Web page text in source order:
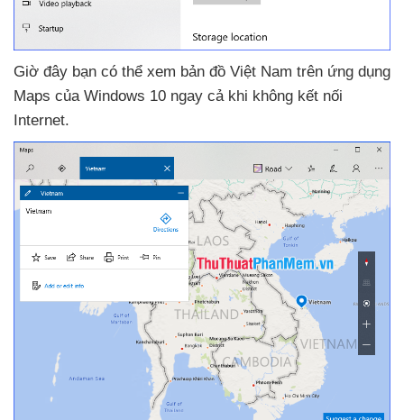
Giờ đây bạn có thể xem bản đồ Việt Nam trên ứng dụng
Maps của Windows 10 ngay cả khi không kết nối
Internet.